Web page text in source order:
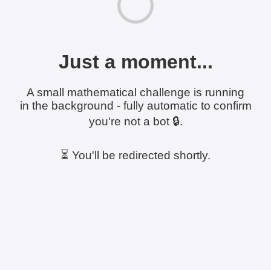
Just a moment...
A small mathematical challenge is running
in the background - fully automatic to confirm
you're not a bot 🔒.
⏳ You'll be redirected shortly.